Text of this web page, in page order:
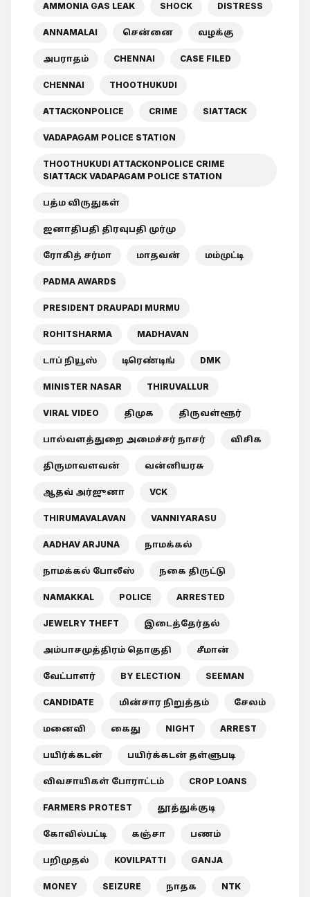
AMMONIA GAS LEAK SHOCK DISTRESS
ANNAMALAI சென்னை வழக்கு
அபராதம் CHENNAI CASE FILED
CHENNAI THOOTHUKUDI
ATTACKONPOLICE CRIME SIATTACK
VADAPAGAM POLICE STATION
THOOTHUKUDI ATTACKONPOLICE CRIME
SIATTACK VADAPAGAM POLICE STATION
பத்ம விருதுகள்
ஜனாதிபதி திரவுபதி முர்மு
ரோகித் சர்மா மாதவன் மம்முட்டி
PADMA AWARDS
PRESIDENT DRAUPADI MURMU
ROHITSHARMA MADHAVAN
டாப் நியூஸ் டிரெண்டிங் DMK
MINISTER NASAR THIRUVALLUR
VIRAL VIDEO திமுக திருவள்ளூர்
பால்வளத்துறை அமைச்சர் நாசர் விசிக
திருமாவளவன் வன்னியரசு
ஆதவ் அர்ஜுனா VCK
THIRUMAVALAVAN VANNIYARASU
AADHAV ARJUNA நாமக்கல்
நாமக்கல் போலீஸ் நகை திருட்டு
NAMAKKAL POLICE ARRESTED
JEWELRY THEFT இடைத்தேர்தல்
அம்பாசமுத்திரம் தொகுதி சீமான்
வேட்பாளர் BY ELECTION SEEMAN
CANDIDATE மின்சார நிறுத்தம் சேலம்
மனைவி கைது NIGHT ARREST
பயிர்க்கடன் பயிர்க்கடன் தள்ளுபடி
விவசாயிகள் போராட்டம் CROP LOANS
FARMERS PROTEST தூத்துக்குடி
கோவில்பட்டி கஞ்சா பணம்
பறிமுதல் KOVILPATTI GANJA
MONEY SEIZURE நாதக NTK